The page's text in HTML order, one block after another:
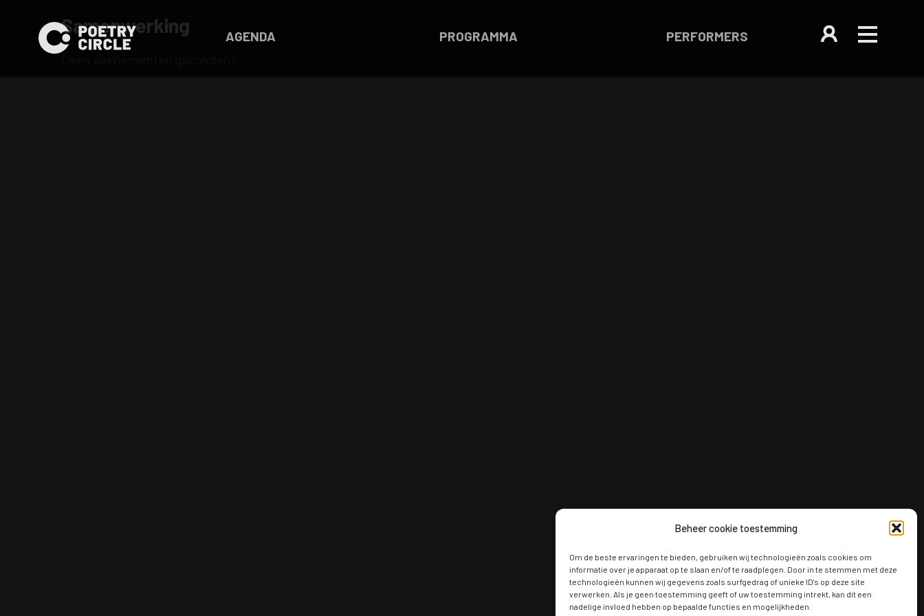
Beheer cookie toestemming
Om de beste ervaringen te bieden, gebruiken wij technologieën zoals cookies om
informatie over je apparaat op te slaan en/of te raadplegen. Door in te stemmen met deze
technologieën kunnen wij gegevens zoals surfgedrag of unieke ID's op deze site
verwerken. Als je geen toestemming geeft of uw toestemming intrekt, kan dit een
nadelige invloed hebben op bepaalde functies en mogelijkheden.
AGENDA PROGRAMMA PERFORMERS
Samenwerking